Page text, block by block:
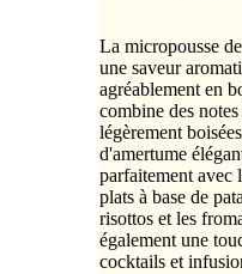
La micropousse
une saveur
agréablement en
combine des
légèrement
d'amertume
parfaitement avec
plats à base de
risottos et les
également une
cocktails et